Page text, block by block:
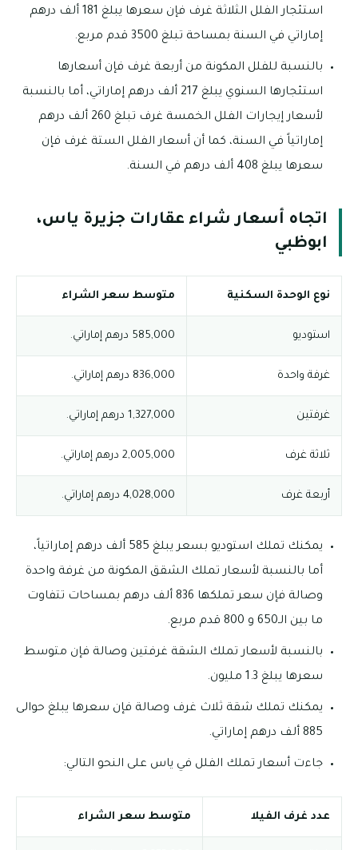
استئجار الفلل الثلاثة غرف فإن سعرها يبلغ 181 ألف درهم
إماراتي في السنة بمساحة تبلغ 3500 قدم مربع.
بالنسبة للفلل المكونة من أربعة غرف فإن أسعارها
استئجارها السنوي يبلغ 217 ألف درهم إماراتي، أما بالنسبة
لأسعار إيجارات الفلل الخمسة غرف تبلغ 260 ألف درهم
إماراتياً في السنة، كما أن أسعار الفلل الستة غرف فإن
سعرها يبلغ 408 ألف درهم في السنة.
اتجاه أسعار شراء عقارات جزيرة ياس،
ابوظبي
نوع الوحدة السكنية متوسط سعر الشراء
استوديو 585,000 درهم إماراتي.
غرفة واحدة 836,000 درهم إماراتي.
غرفتين 1,327,000 درهم إماراتي.
ثلاثة غرف 2,005,000 درهم إماراتي.
أربعة غرف 4,028,000 درهم إماراتي.
يمكنك تملك استوديو بسعر يبلغ 585 ألف درهم إماراتياً،
أما بالنسبة لأسعار تملك الشقق المكونة من غرفة واحدة
وصالة فإن سعر تملكها 836 ألف درهم بمساحات تتفاوت
ما بين الـ650 و 800 قدم مربع.
بالنسبة لأسعار تملك الشقة غرفتين وصالة فإن متوسط
سعرها يبلغ 1.3 مليون.
يمكنك تملك شقة ثلاث غرف وصالة فإن سعرها يبلغ حوالى
885 ألف درهم إماراتي.
جاءت أسعار تملك الفلل في ياس على النحو التالي:
عدد غرف الفيلا متوسط سعر الشراء